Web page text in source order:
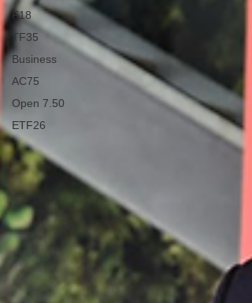
F18
TF35
Business
AC75
Open 7.50
ETF26